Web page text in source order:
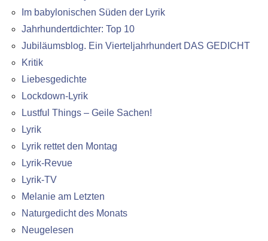
Im babylonischen Süden der Lyrik
Jahrhundertdichter: Top 10
Jubiläumsblog. Ein Vierteljahrhundert DAS GEDICHT
Kritik
Liebesgedichte
Lockdown-Lyrik
Lustful Things – Geile Sachen!
Lyrik
Lyrik rettet den Montag
Lyrik-Revue
Lyrik-TV
Melanie am Letzten
Naturgedicht des Monats
Neugelesen